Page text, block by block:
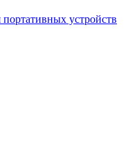
устройств